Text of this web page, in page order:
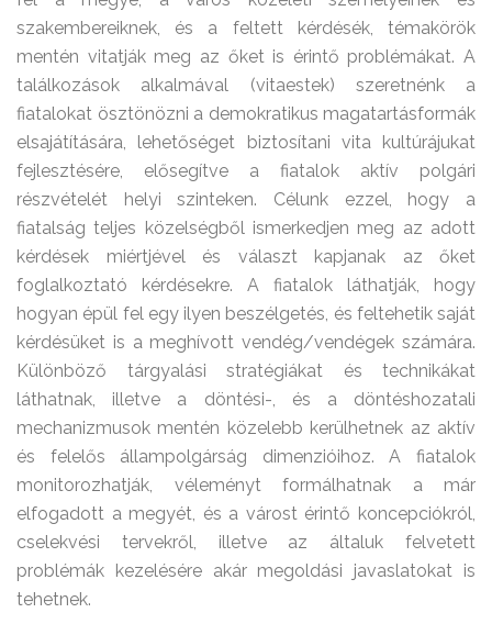
szakembereiknek, és a feltett kérdésék, témakörök
mentén vitatják meg az őket is érintő problémákat. A
találkozások alkalmával (vitaestek) szeretnénk a
fiatalokat ösztönözni a demokratikus magatartásformák
elsajátítására, lehetőséget biztosítani vita kultúrájukat
fejlesztésére, elősegítve a fiatalok aktív polgári
részvételét helyi szinteken. Célunk ezzel, hogy a
fiatalság teljes közelségből ismerkedjen meg az adott
kérdések miértjével és választ kapjanak az őket
foglalkoztató kérdésekre. A fiatalok láthatják, hogy
hogyan épül fel egy ilyen beszélgetés, és feltehetik saját
kérdésüket is a meghívott vendég/vendégek számára.
Különböző tárgyalási stratégiákat és technikákat
láthatnak, illetve a döntési-, és a döntéshozatali
mechanizmusok mentén közelebb kerülhetnek az aktív
és felelős állampolgárság dimenzióihoz. A fiatalok
monitorozhatják, véleményt formálhatnak a már
elfogadott a megyét, és a várost érintő koncepciókról,
cselekvési tervekről, illetve az általuk felvetett
problémák kezelésére akár megoldási javaslatokat is
tehetnek.